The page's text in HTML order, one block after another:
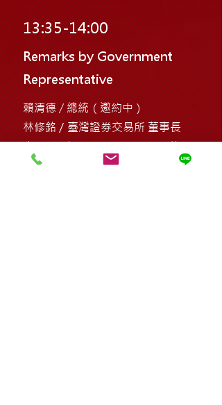
13:35-14:00
Remarks by Government
Representative
​賴清德 / 總統（邀約中）
林修銘／臺灣證券交易所 董事長
李淑暖 / 證券櫃檯買賣中心 副總經理
林丙輝／臺灣集中保管結算所 董事長